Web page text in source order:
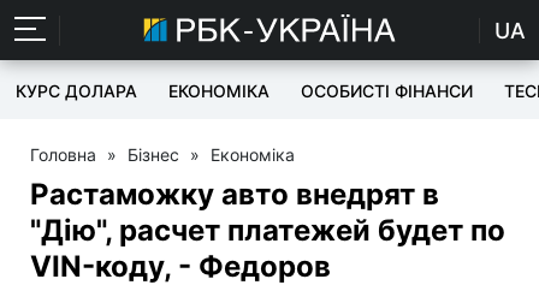
UA
КУРС ДОЛАРА ЕКОНОМІКА ОСОБИСТІ ФІНАНСИ
Головна » Бізнес » Економіка
Растаможку авто внедрят в
"Дію", расчет платежей будет по
VIN-коду, - Федоров